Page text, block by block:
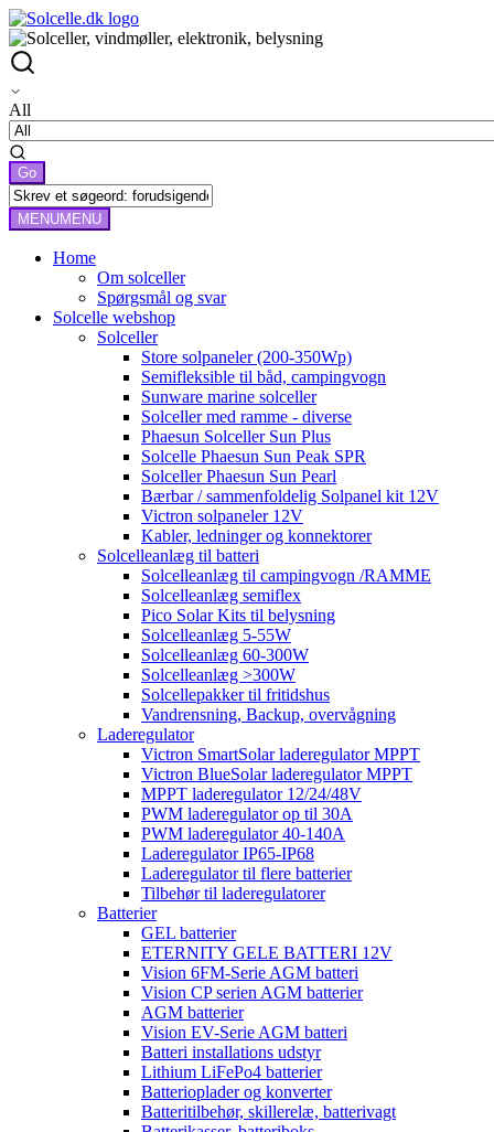
All
MENUMENU
Home
Om solceller
Spørgsmål og svar
Solcelle webshop
Solceller
Store solpaneler (200-350Wp)
Semifleksible til båd, campingvogn
Sunware marine solceller
Solceller med ramme - diverse
Phaesun Solceller Sun Plus
Solcelle Phaesun Sun Peak SPR
Solceller Phaesun Sun Pearl
Bærbar / sammenfoldelig Solpanel kit 12V
Victron solpaneler 12V
Kabler, ledninger og konnektorer
Solcelleanlæg til batteri
Solcelleanlæg til campingvogn /RAMME
Solcelleanlæg semiflex
Pico Solar Kits til belysning
Solcelleanlæg 5-55W
Solcelleanlæg 60-300W
Solcelleanlæg >300W
Solcellepakker til fritidshus
Vandrensning, Backup, overvågning
Laderegulator
Victron SmartSolar laderegulator MPPT
Victron BlueSolar laderegulator MPPT
MPPT laderegulator 12/24/48V
PWM laderegulator op til 30A
PWM laderegulator 40-140A
Laderegulator IP65-IP68
Laderegulator til flere batterier
Tilbehør til laderegulatorer
Batterier
GEL batterier
ETERNITY GELE BATTERI 12V
Vision 6FM-Serie AGM batteri
Vision CP serien AGM batterier
AGM batterier
Vision EV-Serie AGM batteri
Batteri installations udstyr
Lithium LiFePo4 batterier
Batterioplader og konverter
Batteritilbehør, skillerelæ, batterivagt